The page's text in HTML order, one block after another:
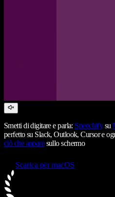
Smetti di digitare e parla: Speechifysu
perfetto su Slack, Outlook, Cursor e
ciò che apparesullo schermo
Scarica per macOS